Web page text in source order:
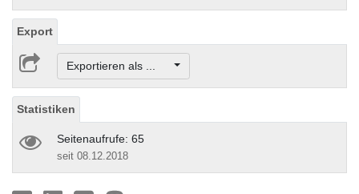
Export
Exportieren als ...
Statistiken
Seitenaufrufe: 65
seit 08.12.2018